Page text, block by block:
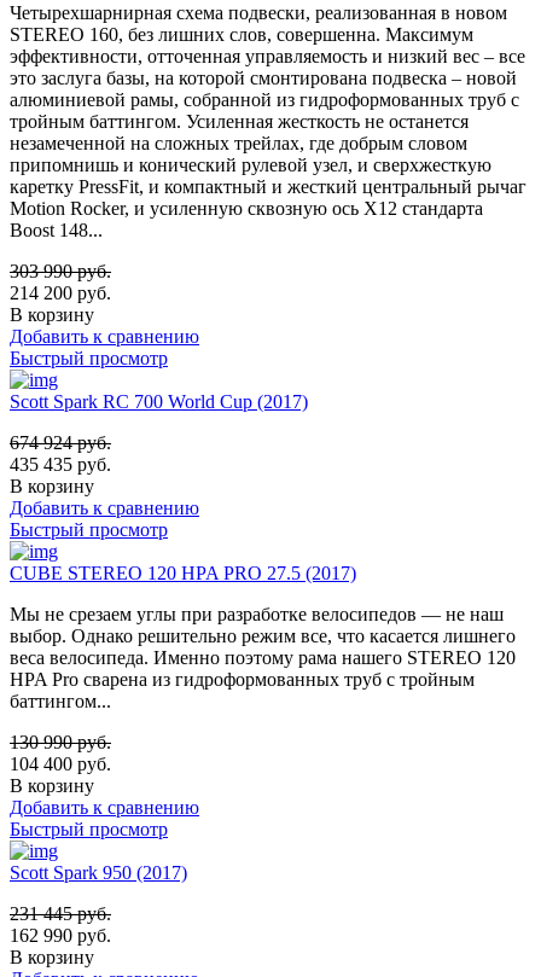
Четырехшарнирная схема подвески, реализованная в новом
STEREO 160, без лишних слов, совершенна. Максимум
эффективности, отточенная управляемость и низкий вес – все
это заслуга базы, на которой смонтирована подвеска – новой
алюминиевой рамы, собранной из гидроформованных труб с
тройным баттингом. Усиленная жесткость не останется
незамеченной на сложных трейлах, где добрым словом
припомнишь и конический рулевой узел, и сверхжесткую
каретку PressFit, и компактный и жесткий центральный рычаг
Motion Rocker, и усиленную сквозную ось Х12 стандарта
Boost 148...
303 990руб.
214 200 руб.
В корзину
Добавить к сравнению
Быстрый просмотр
Scott Spark RC 700 World Cup (2017)
674 924руб.
435 435 руб.
В корзину
Добавить к сравнению
Быстрый просмотр
CUBE STEREO 120 HPA PRO 27.5 (2017)
Мы не срезаем углы при разработке велосипедов — не наш
выбор. Однако решительно режим все, что касается лишнего
веса велосипеда. Именно поэтому рама нашего STEREO 120
HPA Pro сварена из гидроформованных труб с тройным
баттингом...
130 990руб.
104 400 руб.
В корзину
Добавить к сравнению
Быстрый просмотр
Scott Spark 950 (2017)
231 445руб.
162 990 руб.
В корзину